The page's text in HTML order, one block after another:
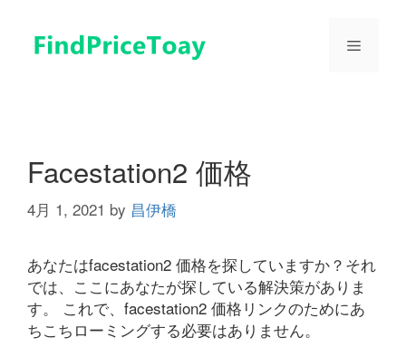
メ
Facestation2 価格
4月 1, 2021 by 昌伊橋
あなたはfacestation2 価格を探していますか？それ
では、ここにあなたが探している解決策がありま
す。 これで、facestation2 価格リンクのためにあ
ちこちローミングする必要はありません。